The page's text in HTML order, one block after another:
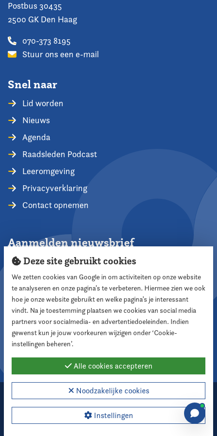
Postbus 30435
2500 GK Den Haag
070-373 8195
Stuur ons een e-mail
Snel naar
Lid worden
Nieuws
Agenda
Raadsleden Podcast
Leeromgeving
Privacyverklaring
Contact opnemen
Aanmelden nieuwsbrief
Aanmelden
Volg ons
2026 Nederlandse Vereniging voor Raadsleden
Cookie instellingen
Deze site gebruikt cookies
We zetten cookies van Google in om activiteiten op onze website
te analyseren en onze pagina’s te verbeteren. Hiermee zien we ook
hoe je onze website gebruikt en welke pagina’s je interessant
vindt. Na je toestemming plaatsen we cookies van social media
partners voor socialmedia- en advertentiedoeleinden. Indien
gewenst kun je jouw voorkeuren wijzigen onder ‘Cookie-
instellingen beheren’.
Alle cookies accepteren
Noodzakelijke cookies
Instellingen